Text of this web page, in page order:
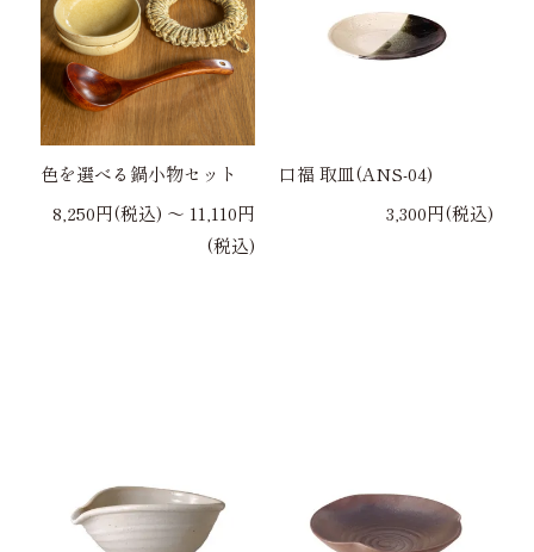
色を選べる鍋小物セット
8,250円(税込) 〜 11,110円
(税込)
口福 取皿(ANS-04)
3,300円(税込)